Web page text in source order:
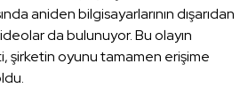
aniden bilgisayarlarının dışarıdan
da bulunuyor. Bu olayın
şirketin oyunu tamamen erişime